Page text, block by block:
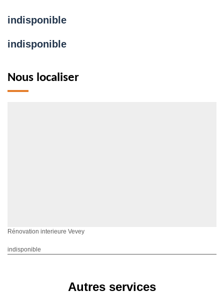
indisponible
indisponible
Nous localiser
Rénovation interieure Vevey
indisponible
Autres services